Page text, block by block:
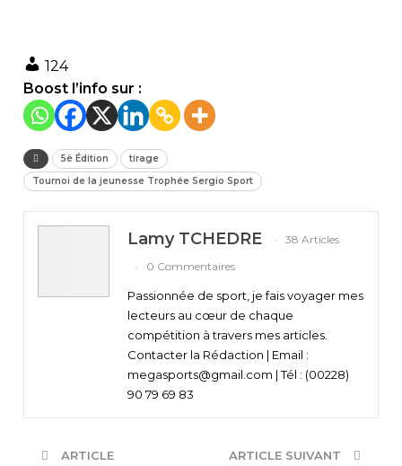
124
Boost l’info sur :
5è Édition
tirage
Tournoi de la jeunesse Trophée Sergio Sport
Lamy TCHEDRE
38 Articles
0 Commentaires
Passionnée de sport, je fais voyager mes
lecteurs au cœur de chaque
compétition à travers mes articles.
Contacter la Rédaction | Email :
megasports@gmail.com | Tél : (00228)
90 79 69 83
ARTICLE
ARTICLE SUIVANT